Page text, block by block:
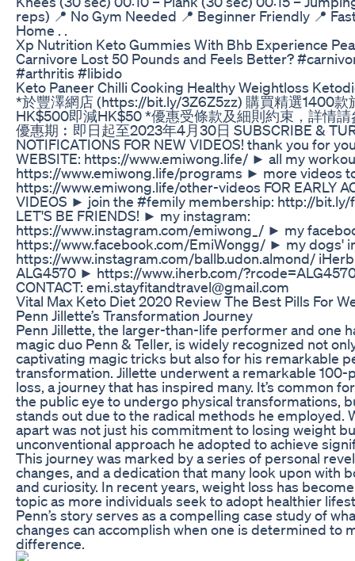
reps) 📍 No Gym Needed 📍 Beginner Friendly 📍
Home . .
Xp Nutrition Keto Gummies With Bhb Experience
Carnivore Lost 50 Pounds and Feels Better?
#arthritis #libido
Keto Paneer Chilli Cooking Healthy Weightloss
*於豐澤網店 (https://bit.ly/3Z6Z5zz) 購買精選1400款
HK$500即減HK$50 *優惠受條款及細則約束，詳情
優惠期︰即日起至2023年4月30日 SUBSCRIBE &
NOTIFICATIONS FOR NEW VIDEOS! thank you for
WEBSITE: https://www.emiwong.life/ ► all my
https://www.emiwong.life/programs ► more videos
https://www.emiwong.life/other-videos FOR EARLY
VIDEOS ► join the #femily membership: http://
LET'S BE FRIENDS! ► my instagram:
https://www.instagram.com/emiwong_/ ► my
https://www.facebook.com/EmiWongg/ ► my dogs'
https://www.instagram.com/ballb.udon.almond/
ALG4570 ► https://www.iherb.com/
CONTACT: emi.stayfitandtravel@gmail.com
Vital Max Keto Diet 2020 Review The Best Pills For
Penn Jillette’s Transformation Journey
Penn Jillette, the larger-than-life performer and one
magic duo Penn & Teller, is widely recognized not
captivating magic tricks but also for his remarkable
transformation. Jillette underwent a remarkable 100-
loss, a journey that has inspired many. It’s common
the public eye to undergo physical transformations,
stands out due to the radical methods he employed.
apart was not just his commitment to losing weight
unconventional approach he adopted to achieve
This journey was marked by a series of personal
changes, and a dedication that many look upon with
and curiosity. In recent years, weight loss has
topic as more individuals seek to adopt healthier
Penn’s story serves as a compelling case study of
changes can accomplish when one is determined to
difference.